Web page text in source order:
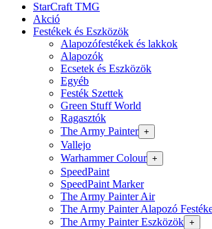
StarCraft TMG
Akció
Festékek és Eszközök
Alapozófestékek és lakkok
Alapozók
Ecsetek és Eszközök
Egyéb
Festék Szettek
Green Stuff World
Ragasztók
The Army Painter +
Vallejo
Warhammer Colour +
SpeedPaint
SpeedPaint Marker
The Army Painter Air
The Army Painter Alapozó
The Army Painter Eszközök +